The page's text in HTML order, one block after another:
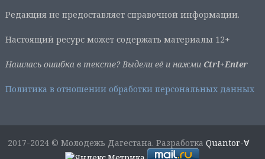
Редакция не предоставляет справочной информации.
Настоящий ресурс может содержать материалы 12+
Нашлась ошибка в тексте? Выдели её и нажми Ctrl+Enter
Политика в отношении обработки персональных данных
2017-2024 © Молодежь Дагестана. РазработкаQuantor-∀